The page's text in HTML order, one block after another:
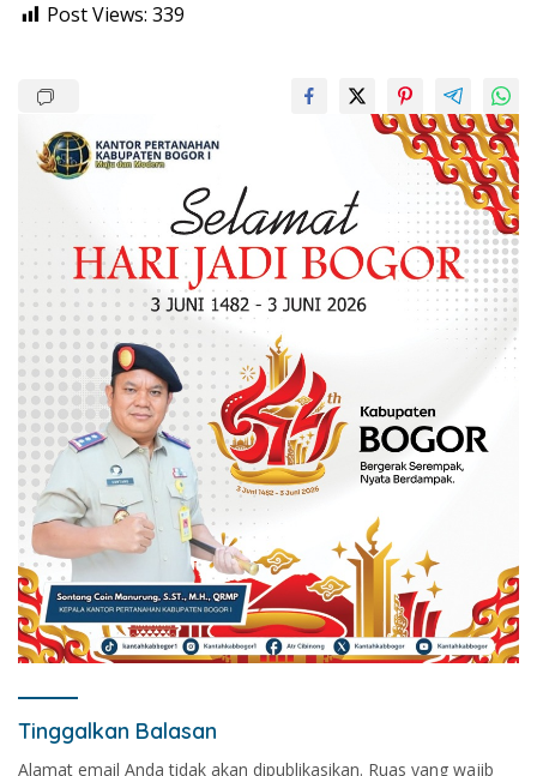
Post Views: 339
Tinggalkan Balasan
Alamat email Anda tidak akan dipublikasikan. Ruas yang wajib